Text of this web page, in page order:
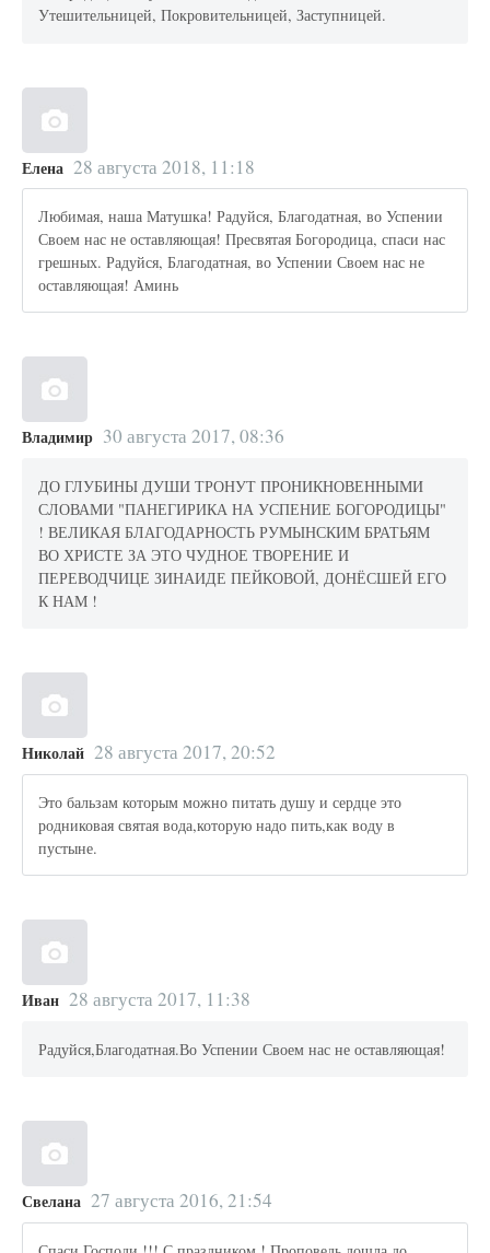
Утешительницей, Покровительницей, Заступницей.
Елена 28 августа 2018, 11:18
Любимая, наша Матушка! Радуйся, Благодатная, во Успении
Своем нас не оставляющая! Пресвятая Богородица, спаси нас
грешных. Радуйся, Благодатная, во Успении Своем нас не
оставляющая! Аминь
Владимир 30 августа 2017, 08:36
ДО ГЛУБИНЫ ДУШИ ТРОНУТ ПРОНИКНОВЕННЫМИ
СЛОВАМИ "ПАНЕГИРИКА НА УСПЕНИЕ БОГОРОДИЦЫ"
! ВЕЛИКАЯ БЛАГОДАРНОСТЬ РУМЫНСКИМ БРАТЬЯМ
ВО ХРИСТЕ ЗА ЭТО ЧУДНОЕ ТВОРЕНИЕ И
ПЕРЕВОДЧИЦЕ ЗИНАИДЕ ПЕЙКОВОЙ, ДОНЁСШЕЙ ЕГО
К НАМ !
Николай 28 августа 2017, 20:52
Это бальзам которым можно питать душу и сердце это
родниковая святая вода,которую надо пить,как воду в
пустыне.
Иван 28 августа 2017, 11:38
Радуйся,Благодатная.Во Успении Своем нас не оставляющая!
Свелана 27 августа 2016, 21:54